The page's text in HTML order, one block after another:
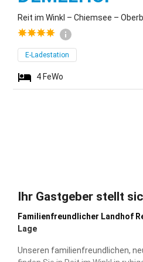
Reit im Winkl – Chiemsee –
E-Ladestation
4 FeWo
Ihr Gastgeber stellt
Familienfreundlicher Landhof
Lage
Unseren familienfreundlichen,